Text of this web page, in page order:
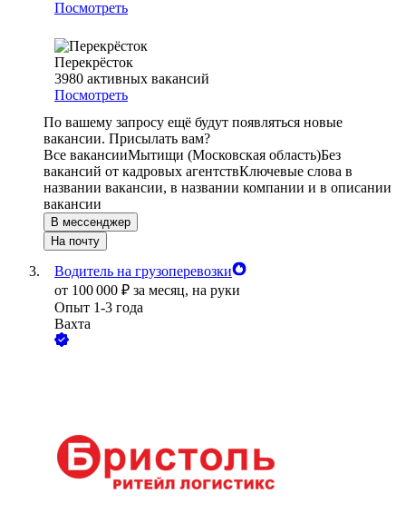
Посмотреть
Перекрёсток
3980 активных вакансий
Посмотреть
По вашему запросу ещё будут появляться новые
вакансии. Присылать вам?
Все вакансииМытищи (Московская область)Без
вакансий от кадровых агентствКлючевые слова в
названии вакансии, в названии компании и в описании
вакансии
В мессенджер
На почту
Водитель на грузоперевозки
от 100 000 ₽ за месяц, на руки
Опыт 1-3 года
Вахта